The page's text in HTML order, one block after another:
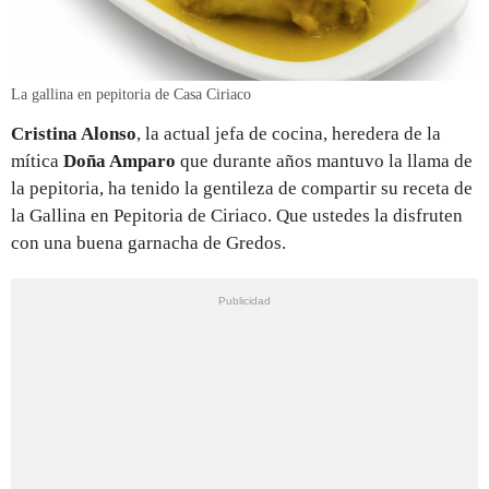
La gallina en pepitoria de Casa Ciriaco
Cristina Alonso, la actual jefa de cocina, heredera de la
mítica Doña Amparo que durante años mantuvo la llama de
la pepitoria, ha tenido la gentileza de compartir su receta de
la Gallina en Pepitoria de Ciriaco. Que ustedes la disfruten
con una buena garnacha de Gredos.